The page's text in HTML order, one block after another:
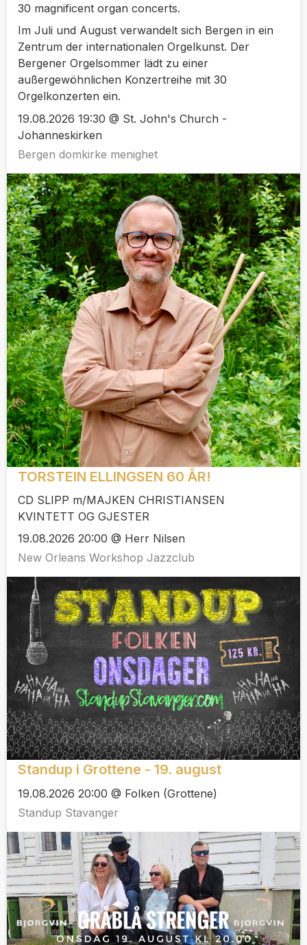
30 magnificent organ concerts.
Im Juli und August verwandelt sich Bergen in ein
Zentrum der internationalen Orgelkunst. Der
Bergener Orgelsommer lädt zu einer
außergewöhnlichen Konzertreihe mit 30
Orgelkonzerten ein.
19.08.2026 19:30 @ St. John's Church -
Johanneskirken
Bergen domkirke menighet
TORSTEIN ELLINGSEN 60 ÅR!
CD SLIPP m/MAJKEN CHRISTIANSEN
KVINTETT OG GJESTER
19.08.2026 20:00 @ Herr Nilsen
New Orleans Workshop Jazzclub
Standup i Grottene - 19. august
19.08.2026 20:00 @ Folken (Grottene)
Standup Stavanger